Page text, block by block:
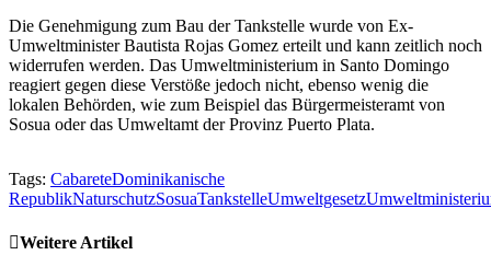
Die Genehmigung zum Bau der Tankstelle wurde von Ex-
Umweltminister Bautista Rojas Gomez erteilt und kann zeitlich noch
widerrufen werden. Das Umweltministerium in Santo Domingo
reagiert gegen diese Verstöße jedoch nicht, ebenso wenig die
lokalen Behörden, wie zum Beispiel das Bürgermeisteramt von
Sosua oder das Umweltamt der Provinz Puerto Plata.
Tags: CabareteDominikanische
RepublikNaturschutzSosuaTankstelleUmweltgesetz
Weitere Artikel